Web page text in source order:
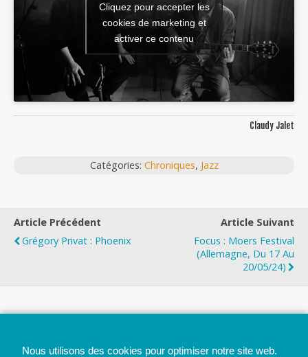
Cliquez pour accepter les
cookies de marketing et
activer ce contenu
Claudy Jalet
Catégories: Chroniques, Jazz
Article Précédent
Grégory Privat : Phoenix
Article Suivant
Focus : Moers Festival
(Allemagne, Du 17 Au
20/05/24)
Nous utilisons des cookies pour optimiser notre site web.